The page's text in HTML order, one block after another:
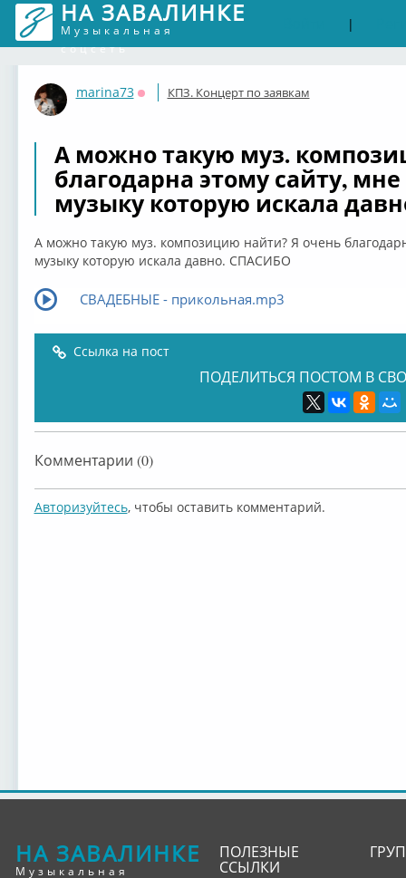
НА ЗАВАЛИНКЕ
Музыкальная
соцсеть
|
marina73
Оффлайн
КПЗ. Концерт по заявкам
А можно такую муз.
благодарна этому сайту,
музыку которую искала
А можно такую муз. композицию найти? Я очень
музыку которую искала давно. СПАСИБО
СВАДЕБНЫЕ - прикольная.mp3
Ссылка на пост
ПОДЕЛИТЬСЯ ПОСТОМ В
Комментарии (0)
Авторизуйтесь, чтобы оставить комментарий.
НА ЗАВАЛИНКЕ
Музыкальная
ПОЛЕЗНЫЕ
ССЫЛКИ